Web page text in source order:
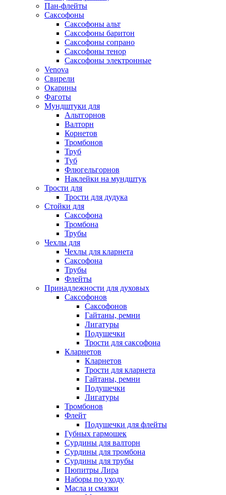
Пан-флейты
Саксофоны
Саксофоны альт
Саксофоны баритон
Саксофоны сопрано
Саксофоны тенор
Саксофоны электронные
Venova
Свирели
Окарины
Фаготы
Мундштуки для
Альтгорнов
Валторн
Корнетов
Тромбонов
Труб
Туб
Флюгельгорнов
Наклейки на мундштук
Трости для
Трости для дудука
Стойки для
Саксофона
Тромбона
Трубы
Чехлы для
Чехлы для кларнета
Саксофона
Трубы
Флейты
Принадлежности для духовых
Саксофонов
Саксофонов
Гайтаны, ремни
Лигатуры
Подушечки
Трости для саксофона
Кларнетов
Кларнетов
Трости для кларнета
Гайтаны, ремни
Подушечки
Лигатуры
Тромбонов
Флейт
Подушечки для флейты
Губных гармошек
Сурдины для валторн
Сурдины для тромбона
Сурдины для трубы
Пюпитры Лира
Наборы по уходу
Масла и смазки